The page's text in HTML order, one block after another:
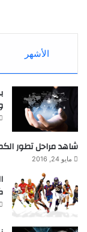
الأشهر
شاهد مراحل تطور
مايو 24, 2016